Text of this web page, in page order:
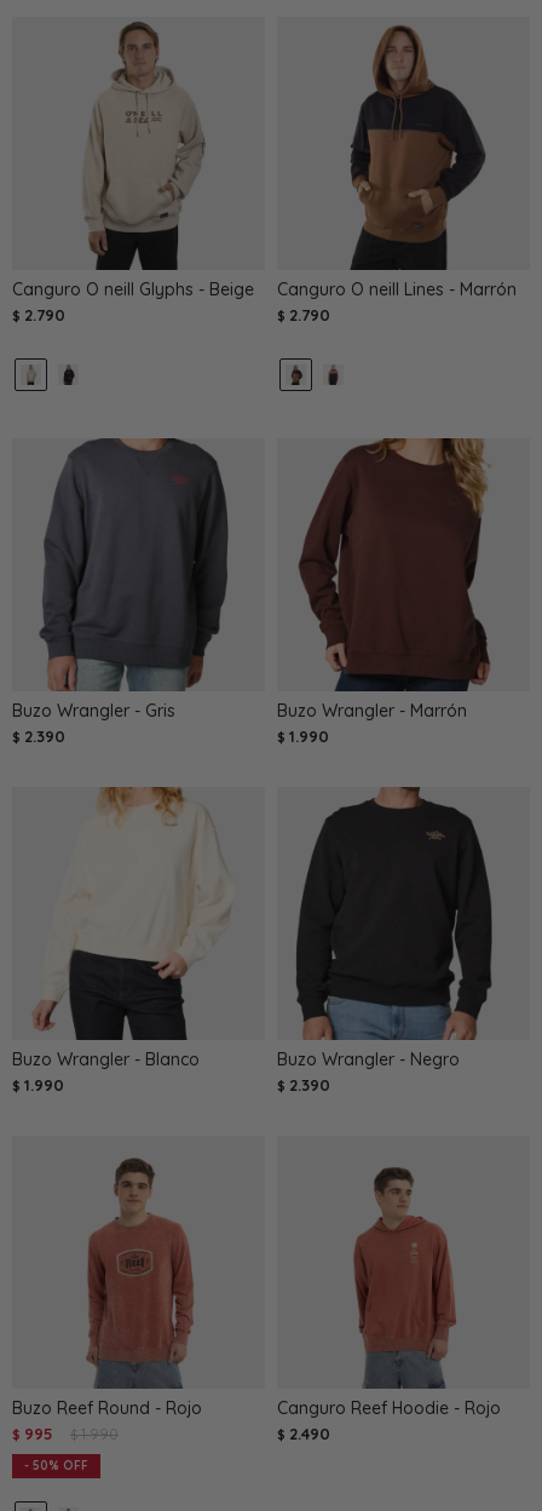
Canguro O neill Glyphs - Beige
$ 2.790
Canguro O neill Lines - Marrón
$ 2.790
Buzo Wrangler - Gris
$ 2.390
Buzo Wrangler - Marrón
$ 1.990
Buzo Wrangler - Blanco
$ 1.990
Buzo Wrangler - Negro
$ 2.390
Buzo Reef Round - Rojo
$ 995 $ 1.990
50
Canguro Reef Hoodie - Rojo
$ 2.490